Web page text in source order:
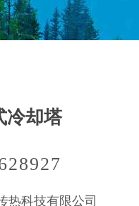
冷却塔
热科技有限公司